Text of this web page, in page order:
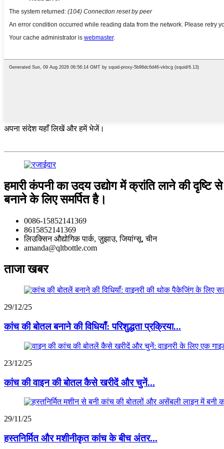
अपना संदेश यहाँ लिखें और हमें भेजें।
हमारी कंपनी का उदय उद्योग में क्रांति लाने की
बनाने के लिए समर्पित है।
0086-15852141369
8615852141369
लिउक्सिन औद्योगिक पार्क, ज़ुझाउ, जियांग्सू, चीन
amanda@qltbottle.com
ताजा खबर
29/12/25
कांच की बोतल बनाने की विधियाँ: परिशुद्धता प्रक्रिया...
23/12/25
कांच की वाइन की बोतल कैसे खरीदें और चुनें...
29/11/25
हस्तनिर्मित और मशीनीकृत कांच के बीच अंतर...